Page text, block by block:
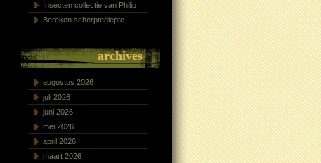
Insecten collectie van Philip
Bereken scherptediepte
archives
augustus 2026
juli 2026
juni 2026
mei 2026
april 2026
maart 2026